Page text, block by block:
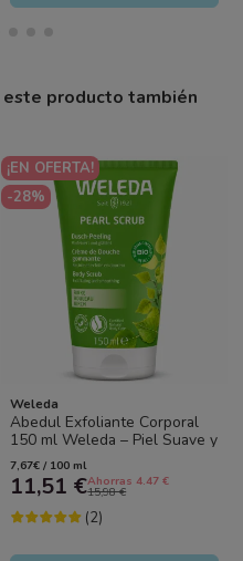
producto también
¡EN OFERTA!
-28%
Weleda
Abedul Exfoliante Corporal
150 ml Weleda – Piel Suave y
Renovada
7,67€ / 100 ml
11,51 €Ahorras 4.47 €
15,98 €
(2)